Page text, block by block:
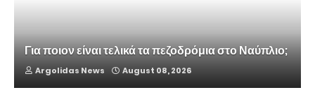
Για ποιον είναι τελικά τα πεζοδρόμια στο Ναύπλιο;
Argolidas News August 08, 2026